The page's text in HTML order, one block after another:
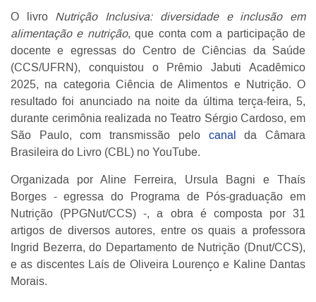
O livro Nutrição Inclusiva: diversidade e inclusão em
alimentação e nutrição, que conta com a participação de
docente e egressas do Centro de Ciências da Saúde
(CCS/UFRN), conquistou o Prêmio Jabuti Acadêmico
2025, na categoria Ciência de Alimentos e Nutrição. O
resultado foi anunciado na noite da última terça-feira, 5,
durante cerimônia realizada no Teatro Sérgio Cardoso, em
São Paulo, com transmissão pelo canal
da Câmara
Brasileira do Livro (CBL) no YouTube.
Organizada por Aline Ferreira, Ursula Bagni e Thaís
Borges - egressa do Programa de Pós-graduação em
Nutrição (PPGNut/CCS) -, a obra é composta por 31
artigos de diversos autores, entre os quais a professora
Ingrid Bezerra, do Departamento de Nutrição (Dnut/CCS),
e as discentes Laís de Oliveira Lourenço e Kaline Dantas
Morais.